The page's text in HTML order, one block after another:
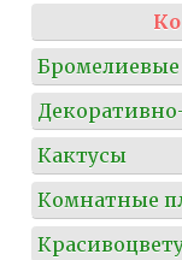
Бромелиевые
Кактусы
Комнатные